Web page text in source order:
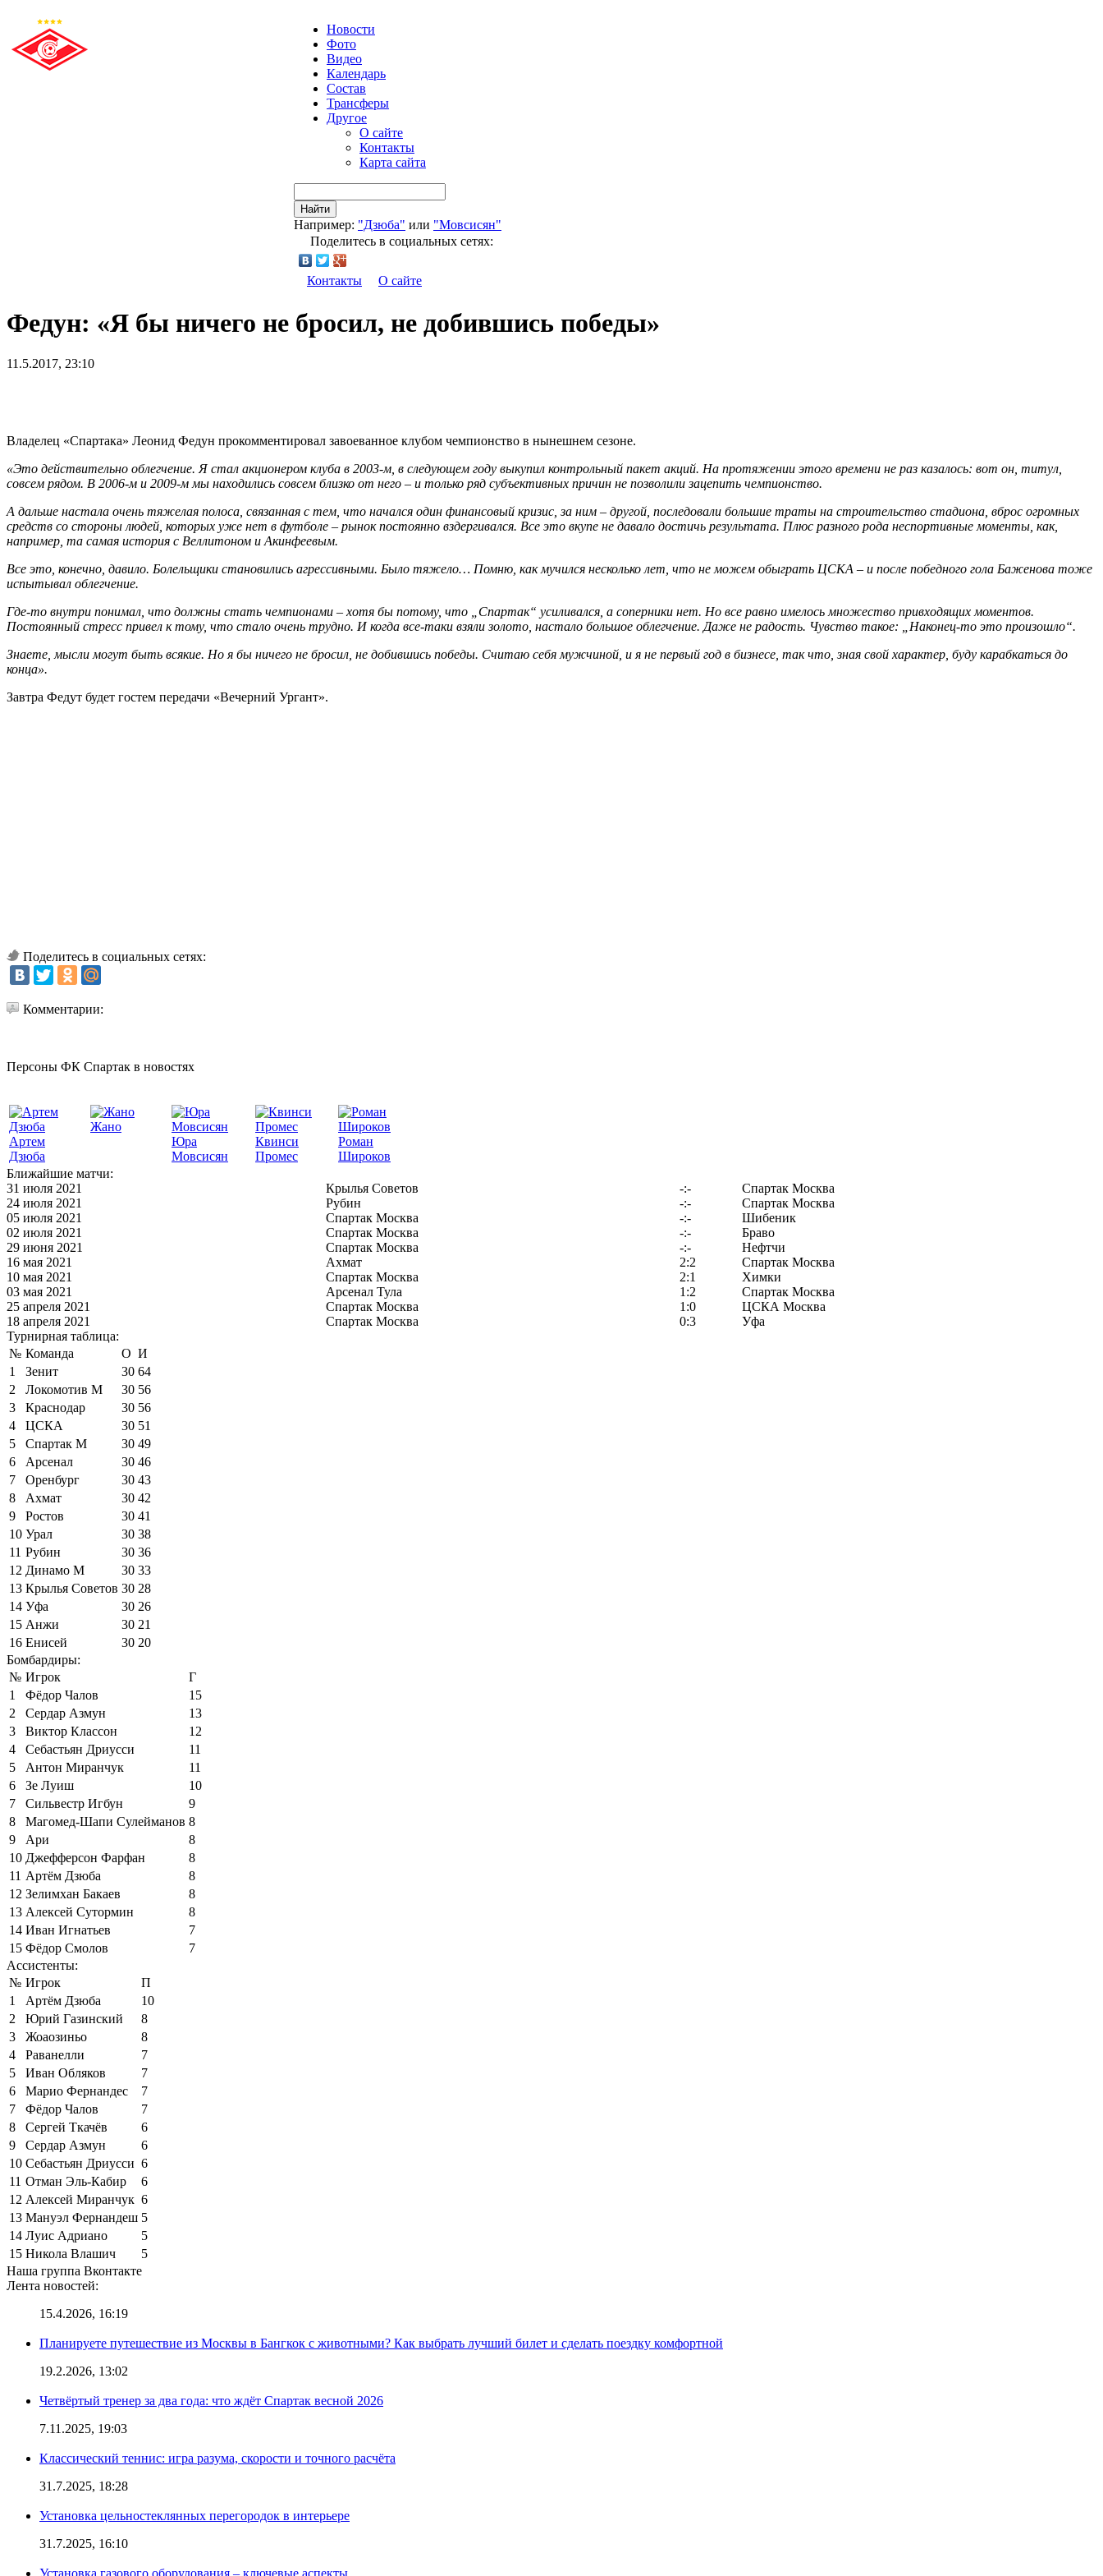
Новости
Фото
Видео
Календарь
Состав
Трансферы
Другое
О сайте
Контакты
Карта сайта
Найти
Например: "Дзюба" или "Мовсисян"
Поделитесь в социальных сетях:
Контакты О сайте
Федун: «Я бы ничего не бросил, не добившись победы»
11.5.2017, 23:10
Владелец «Спартака» Леонид Федун прокомментировал завоеванное клубом чемпионство в нынешнем сезоне.
«Это действительно облегчение. Я стал акционером клуба в 2003-м, в следующем году выкупил контрольный пакет акций. На протяжении этого времени не раз казалось: вот он, титул,
совсем рядом. В 2006-м и 2009-м мы находились совсем близко от него – и только ряд субъективных причин не позволили зацепить чемпионство.
А дальше настала очень тяжелая полоса, связанная с тем, что начался один финансовый кризис, за ним – другой, последовали большие траты на строительство стадиона, вброс огромных
средств со стороны людей, которых уже нет в футболе – рынок постоянно вздергивался. Все это вкупе не давало достичь результата. Плюс разного рода неспортивные моменты, как,
например, та самая история с Веллитоном и Акинфеевым.
Все это, конечно, давило. Болельщики становились агрессивными. Было тяжело… Помню, как мучился несколько лет, что не можем обыграть ЦСКА – и после победного гола Баженова тоже
испытывал облегчение.
Где-то внутри понимал, что должны стать чемпионами – хотя бы потому, что „Спартак“ усиливался, а соперники нет. Но все равно имелось множество привходящих моментов.
Постоянный стресс привел к тому, что стало очень трудно. И когда все-таки взяли золото, настало большое облегчение. Даже не радость. Чувство такое: „Наконец-то это произошло“.
Знаете, мысли могут быть всякие. Но я бы ничего не бросил, не добившись победы. Считаю себя мужчиной, и я не первый год в бизнесе, так что, зная свой характер, буду карабкаться до
конца».
Завтра Федут будет гостем передачи «Вечерний Ургант».
Поделитесь в социальных сетях:
Комментарии:
Персоны ФК Спартак в новостях
Артем
Дзюба
Жано
Юра
Мовсисян
Квинси
Промес
Роман
Широков
Ближайшие матчи:
31 июля 2021
Крылья Советов -:-
Спартак Москва
24 июля 2021
Рубин -:-
Спартак Москва
05 июля 2021
Спартак Москва -:-
Шибеник
02 июля 2021
Спартак Москва -:-
Браво
29 июня 2021
Спартак Москва -:-
Нефтчи
16 мая 2021
Ахмат 2:2
Спартак Москва
10 мая 2021
Спартак Москва 2:1
Химки
03 мая 2021
Арсенал Тула 1:2
Спартак Москва
25 апреля 2021
Спартак Москва 1:0
ЦСКА Москва
18 апреля 2021
Спартак Москва 0:3
Уфа
Турнирная таблица:
№ Команда О И
1
Зенит 30 64
2
Локомотив М 30 56
3
Краснодар 30 56
4
ЦСКА 30 51
5
Спартак М 30 49
6
Арсенал 30 46
7
Оренбург 30 43
8
Ахмат 30 42
9
Ростов 30 41
10 Урал 30 38
11 Рубин 30 36
12 Динамо М 30 33
13 Крылья Советов 30 28
14 Уфа 30 26
15 Анжи 30 21
16 Енисей 30 20
Бомбардиры:
№ Игрок
Г
1
Фёдор Чалов
15
2
Сердар Азмун
13
3
Виктор Классон
12
4
Себастьян Дриусси
11
5
Антон Миранчук
11
6
Зе Луиш
10
7
Сильвестр Игбун
9
8
Магомед-Шапи Сулейманов 8
9
Ари
8
10 Джефферсон Фарфан
8
11 Артём Дзюба
8
12 Зелимхан Бакаев
8
13 Алексей Сутормин
8
14 Иван Игнатьев
7
15 Фёдор Смолов
7
Ассистенты:
№ Игрок
П
1
Артём Дзюба
10
2
Юрий Газинский
8
3
Жоаозиньо
8
4
Раванелли
7
5
Иван Обляков
7
6
Марио Фернандес
7
7
Фёдор Чалов
7
8
Сергей Ткачёв
6
9
Сердар Азмун
6
10 Себастьян Дриусси 6
11 Отман Эль-Кабир
6
12 Алексей Миранчук 6
13 Мануэл Фернандеш 5
14 Луис Адриано
5
15 Никола Влашич
5
Наша группа Вконтакте
Лента новостей:
15.4.2026, 16:19
Планируете путешествие из Москвы в Бангкок с животными? Как выбрать лучший билет и сделать поездку комфортной
19.2.2026, 13:02
Четвёртый тренер за два года: что ждёт Спартак весной 2026
7.11.2025, 19:03
Классический теннис: игра разума, скорости и точного расчёта
31.7.2025, 18:28
Установка цельностеклянных перегородок в интерьере
31.7.2025, 16:10
Установка газового оборудования – ключевые аспекты